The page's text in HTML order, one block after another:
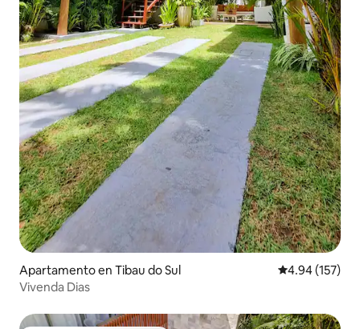
Apartamento en Tibau do Sul Calificación
4.94 (157)
Vivenda Dias